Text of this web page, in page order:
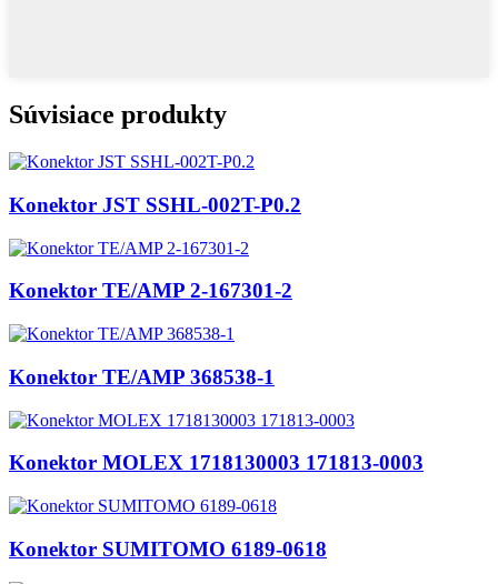
Súvisiace produkty
Konektor JST SSHL-002T-P0.2
Konektor TE/AMP 2-167301-2
Konektor TE/AMP 368538-1
Konektor MOLEX 1718130003 171813-0003
Konektor SUMITOMO 6189-0618